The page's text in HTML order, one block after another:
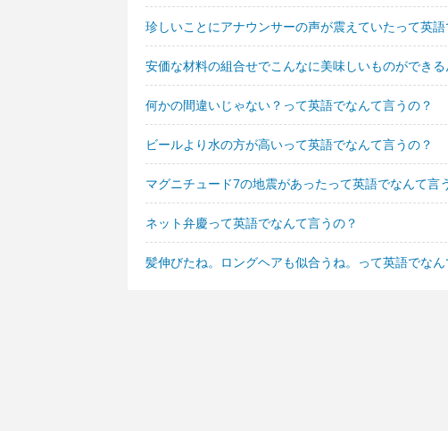
珍しいことにアナウンサーの声が震えていたって英
安価な材料の組合せでこんなに美味しいものができ
何かの間違いじゃない？って英語でなんて言うの？
ビールより水の方が高いって英語でなんて言うの？
マグニチュード7の地震があったって英語でなんて言
ネット弁慶って英語でなんて言うの？
髪伸びたね。ロングヘアも似合うね。って英語でなん